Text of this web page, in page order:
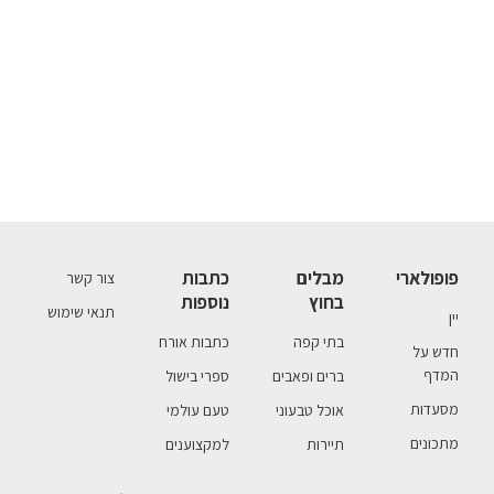
פופולארי
יין
חדש על
המדף
מסעדות
מתכונים
מבלים
בחוץ
בתי קפה
ברים ופאבים
אוכל טבעוני
תיירות
כתבות
נוספות
כתבות אורח
ספרי בישול
טעם עולמי
למקצוענים
צור קשר
תנאי שימוש